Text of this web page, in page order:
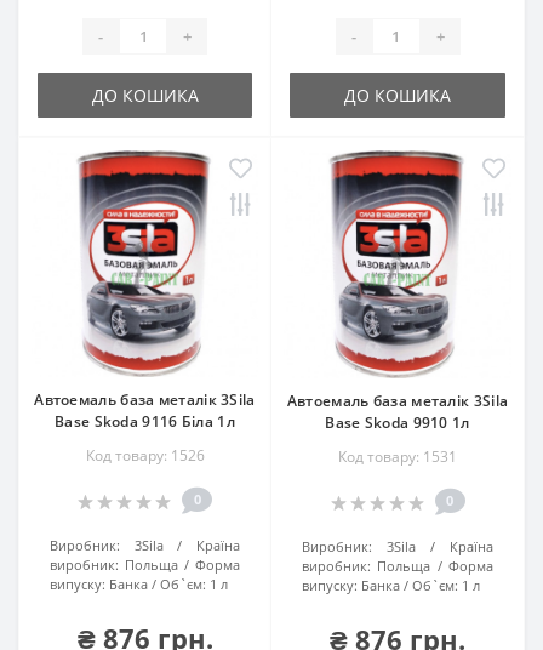
- +
ДО КОШИКА
- +
ДО КОШИКА
Автоемаль база металік 3Sila
Base Skoda 9116 Біла 1л
Код товару: 1526
0
Виробник: 3Sila
Країна
виробник: Польща
Форма
випуску: Банка Об`єм: 1 л
₴ 876 грн.
Автоемаль база металік 3Sila
Base Skoda 9910 1л
Код товару: 1531
0
Виробник: 3Sila
Країна
виробник: Польща
Форма
випуску: Банка Об`єм: 1 л
₴ 876 грн.